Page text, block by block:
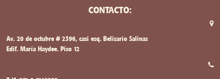
CONTACTO:
Av. 20 de octubre # 2396, casi esq. Belisario Salinas
Edif. María Haydee. Piso 12